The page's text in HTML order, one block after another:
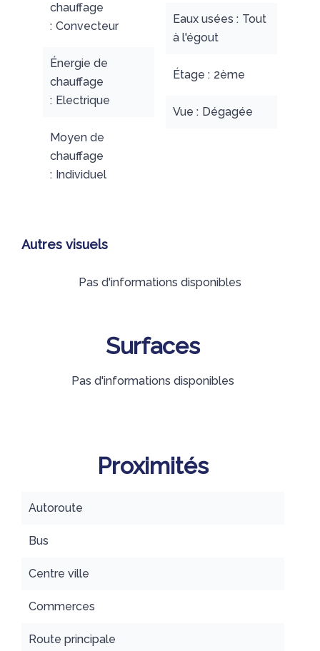
chauffage
Convecteur
Énergie de
chauffage
Electrique
Moyen de
chauffage
Individuel
Eaux usées
Tout
à l'égout
Étage 2ème
Vue Dégagée
Autres visuels
Pas d'informations disponibles
Surfaces
Pas d'informations disponibles
Proximités
Autoroute
Bus
Centre ville
Commerces
Route principale